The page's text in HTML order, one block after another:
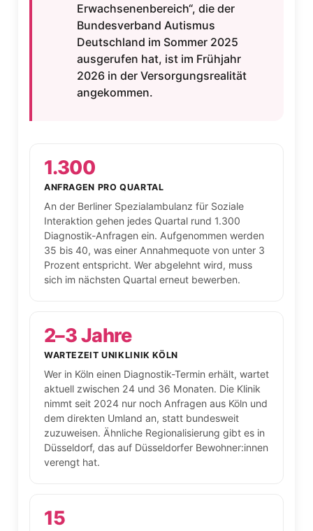
Erwachsenenbereich“, die der
Bundesverband Autismus
Deutschland im Sommer 2025
ausgerufen hat, ist im Frühjahr
2026 in der Versorgungsrealität
angekommen.
1.300
ANFRAGEN PRO QUARTAL
An der Berliner Spezialambulanz für Soziale
Interaktion gehen jedes Quartal rund 1.300
Diagnostik-Anfragen ein. Aufgenommen werden
35 bis 40, was einer Annahmequote von unter 3
Prozent entspricht. Wer abgelehnt wird, muss
sich im nächsten Quartal erneut bewerben.
2–3 Jahre
WARTEZEIT UNIKLINIK KÖLN
Wer in Köln einen Diagnostik-Termin erhält, wartet
aktuell zwischen 24 und 36 Monaten. Die Klinik
nimmt seit 2024 nur noch Anfragen aus Köln und
dem direkten Umland an, statt bundesweit
zuzuweisen. Ähnliche Regionalisierung gibt es in
Düsseldorf, das auf Düsseldorfer Bewohner:innen
verengt hat.
15